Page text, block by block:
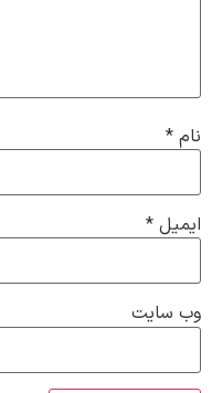
نام *
ایمیل *
وب‌ سایت